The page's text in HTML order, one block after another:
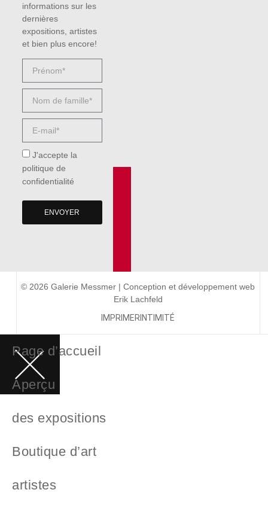
informations sur les
dernières
expositions, artistes
et bien plus encore!
J'accepte la
politique de
confidentialité
ENVOYER
© 2026 Galerie Messmer | Conception et développement web
Erik Lachfeld
IMPRIMER INTIMITÉ
Page d’accueil
Aperçu
des expositions
Boutique d’art
artistes